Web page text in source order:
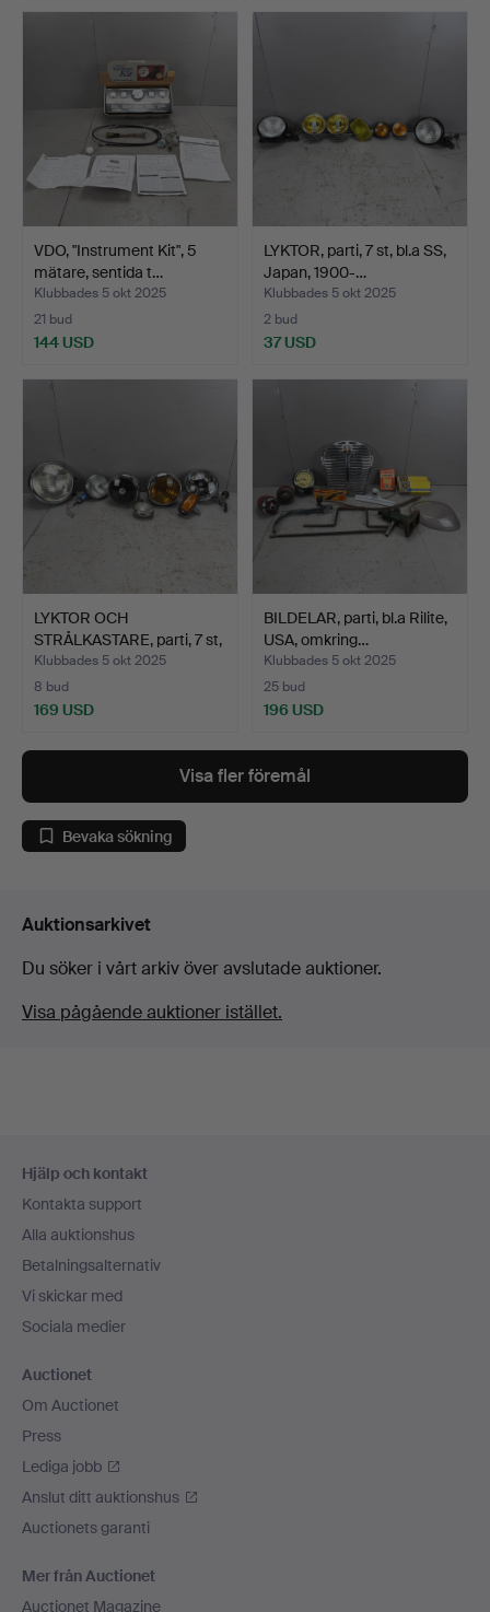
VDO, "Instrument Kit", 5
mätare, sentida t…
Klubbades 5 okt 2025
21 bud
144 USD
LYKTOR, parti, 7 st, bl.a SS,
Japan, 1900-…
Klubbades 5 okt 2025
2 bud
37 USD
LYKTOR OCH
STRÅLKASTARE, parti, 7 st,
bl.a…
Klubbades 5 okt 2025
8 bud
169 USD
BILDELAR, parti, bl.a Rilite,
USA, omkring…
Klubbades 5 okt 2025
25 bud
196 USD
Visa fler föremål
Bevaka sökning
Auktionsarkivet
Du söker i vårt arkiv över avslutade auktioner.
Visa pågående auktioner istället.
Hjälp och kontakt
Kontakta support
Alla auktionshus
Betalningsalternativ
Vi skickar med
Sociala medier
Auctionet
Om Auctionet
Press
Lediga jobb
Anslut ditt auktionshus
Auctionets garanti
Mer från Auctionet
Auctionet Magazine